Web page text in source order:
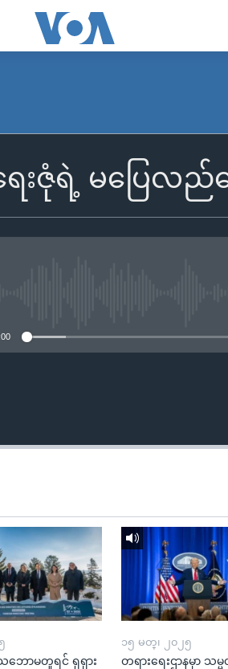
းဇုံရဲ့ မပြေလည်
ဘောမတူရင် ရုရှား
၁၅ မတ္၊ ၂၀၂၅
တရားရေးဌာနမှာ သမ္